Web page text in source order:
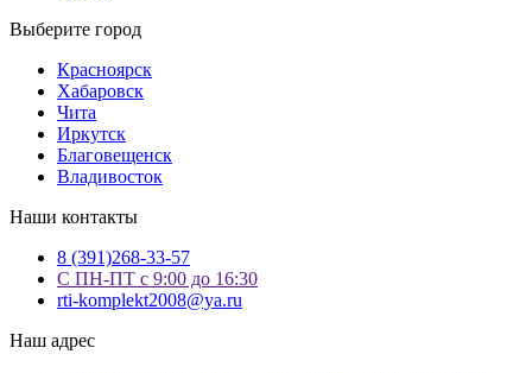
Выберите город
Красноярск
Хабаровск
Чита
Иркутск
Благовещенск
Владивосток
Наши контакты
8 (391)268-33-57
С ПН-ПТ с 9:00 до 16:30
rti-komplekt2008@ya.ru
Наш адрес